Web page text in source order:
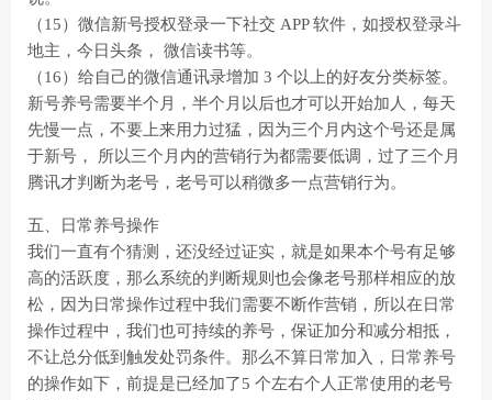
（15）微信新号授权登录一下社交 APP 软件，如授权登录斗
地主，今日头条， 微信读书等。
（16）给自己的微信通讯录增加 3 个以上的好友分类标签。
新号养号需要半个月，半个月以后也才可以开始加人，每天
先慢一点，不要上来用力过猛，因为三个月内这个号还是属
于新号， 所以三个月内的营销行为都需要低调，过了三个月
腾讯才判断为老号，老号可以稍微多一点营销行为。
五、日常养号操作
我们一直有个猜测，还没经过证实，就是如果本个号有足够
高的活跃度，那么系统的判断规则也会像老号那样相应的放
松，因为日常操作过程中我们需要不断作营销，所以在日常
操作过程中，我们也可持续的养号，保证加分和减分相抵，
不让总分低到触发处罚条件。那么不算日常加入，日常养号
的操作如下，前提是已经加了5 个左右个人正常使用的老号